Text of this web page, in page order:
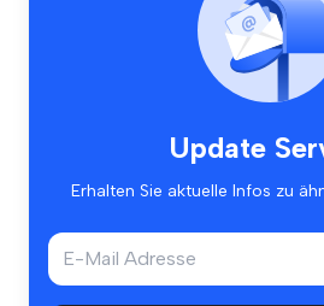
Update
Erhalten Sie aktuelle Infos zu